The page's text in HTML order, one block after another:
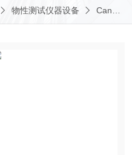
物性测试仪器设备 Cannon粘度计